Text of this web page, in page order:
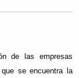
de las empresas
se encuentra la